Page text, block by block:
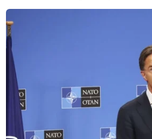
Cảnh sát Thổ Nhĩ Kỳ bắt giữ một
tại Mersin, Thổ Nhĩ Kỳ.
Ngày 14/9, Tổ chức Tình
Kỳ (MIT) thông báo chính